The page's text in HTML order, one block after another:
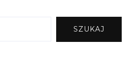
SZUKAJ